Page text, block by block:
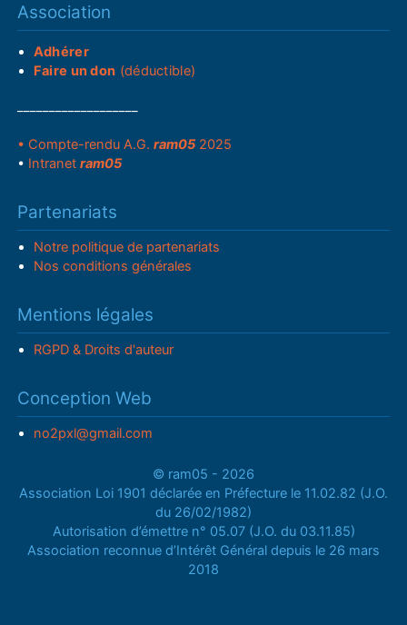
Association
Adhérer
Faire un don (déductible)
• Compte-rendu A.G.ram05 2025
• Intranetram05
Partenariats
Notre politique de partenariats
Nos conditions générales
Mentions légales
RGPD & Droits d'auteur
Conception Web
no2pxl@gmail.com
© ram05 - 2026
Association Loi 1901 déclarée en Préfecture le 11.02.82 (J.O.
du 26/02/1982)
Autorisation d’émettre n° 05.07 (J.O. du 03.11.85)
Association reconnue d’Intérêt Général depuis le 26 mars
2018